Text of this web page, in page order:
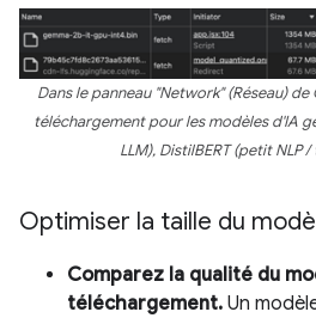
Dans le panneau "Network" (Réseau)
téléchargement pour les modèles d'IA
LLM), DistilBERT (petit NLP
Optimiser la taille du
Comparez la qualité du
téléchargement. Un